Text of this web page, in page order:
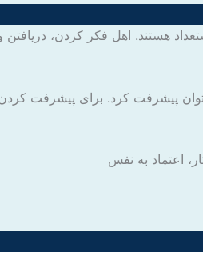
هستند. اهل فکر کردن، دریافتن
پیشرفت کرد. برای پیشرفت کردن و
اعتماد به نفس